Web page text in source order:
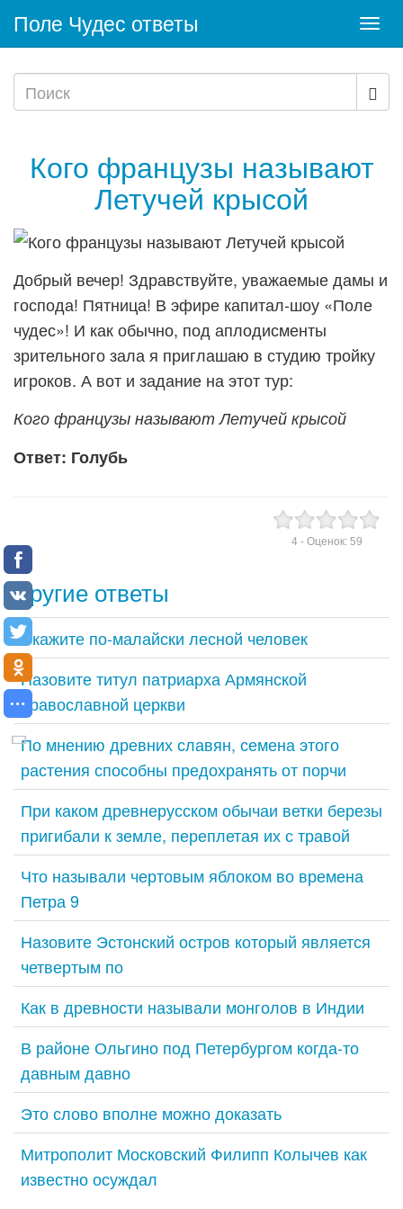
Поле Чудес ответы
Кого французы называют
Летучей крысой
Добрый вечер! Здравствуйте, уважаемые дамы и
господа! Пятница! В эфире капитал-шоу «Поле
чудес»! И как обычно, под аплодисменты
зрительного зала я приглашаю в студию тройку
игроков. А вот и задание на этот тур:
Кого французы называют Летучей крысой
Ответ: Голубь
4- Оценок: 59
Другие ответы
Скажите по-малайски лесной человек
Назовите титул патриарха Армянской
православной церкви
По мнению древних славян, семена этого
растения способны предохранять от порчи
При каком древнерусском обычаи ветки березы
пригибали к земле, переплетая их с травой
Что называли чертовым яблоком во времена
Петра 9
Назовите Эстонский остров который является
четвертым по
Как в древности называли монголов в Индии
В районе Ольгино под Петербургом когда-то
давным давно
Это слово вполне можно доказать
Митрополит Московский Филипп Колычев как
известно осуждал